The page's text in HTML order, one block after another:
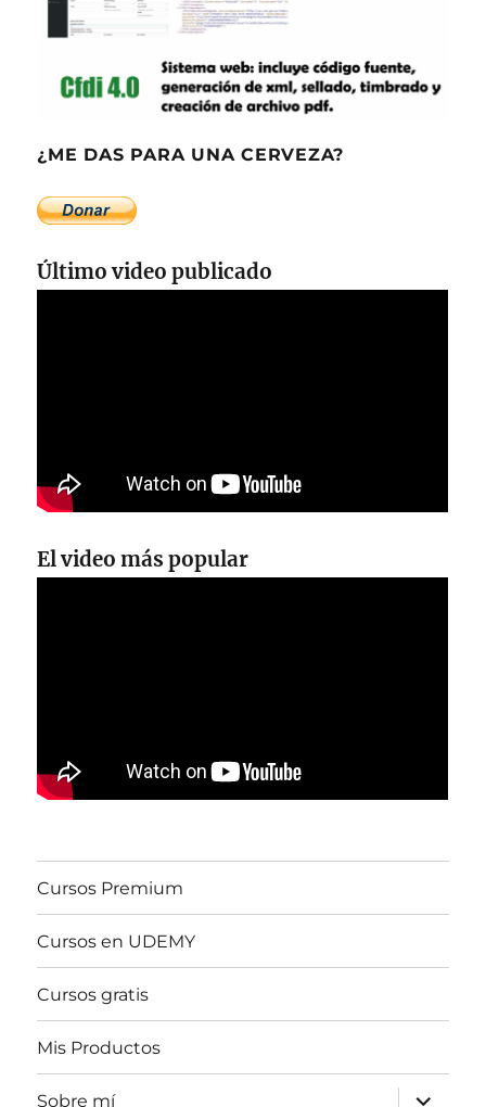
¿ME DAS PARA UNA CERVEZA?
Último video publicado
El video más popular
Cursos Premium
Cursos en UDEMY
Cursos gratis
Mis Productos
Sobre mí
expande